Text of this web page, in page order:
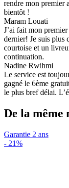
rendre mon premier
bientôt !
Maram Louati
J’ai fait mon
dernier! Je suis plus
courtoise et un
continuation.
Nadine Rwihmi
Le service est
gagné le 6ème
le plus bref délai.
De la même
Garantie 2 ans
- 21%